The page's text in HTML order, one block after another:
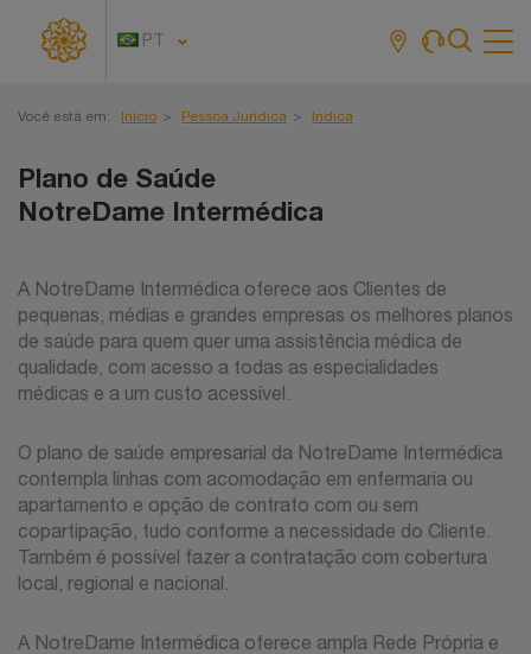
PT
Você está em: Início Pessoa Jurídica Indica
Plano de Saúde
NotreDame Intermédica
A NotreDame Intermédica oferece aos Clientes de
pequenas, médias e grandes empresas os melhores planos
de saúde para quem quer uma assistência médica de
qualidade, com acesso a todas as especialidades
médicas e a um custo acessível.
O plano de saúde empresarial da NotreDame Intermédica
contempla linhas com acomodação em enfermaria ou
apartamento e opção de contrato com ou sem
copartipação, tudo conforme a necessidade do Cliente.
Também é possível fazer a contratação com cobertura
local, regional e nacional.
A NotreDame Intermédica oferece ampla Rede Própria e